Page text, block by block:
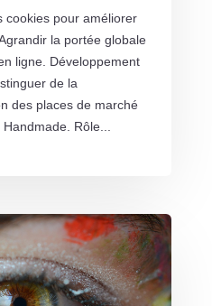
cookies pour améliorer
la portée globale
ligne. Développement
de la
des places de marché
Rôle...